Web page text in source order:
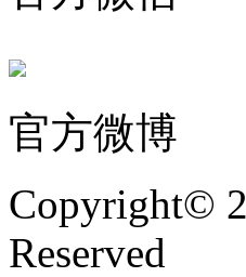
官方微博
Copyright©
Reserved